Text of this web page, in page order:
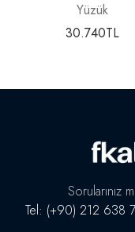
Yüzük
30.740TL
Sorularınız
Tel: (+90) 212 638